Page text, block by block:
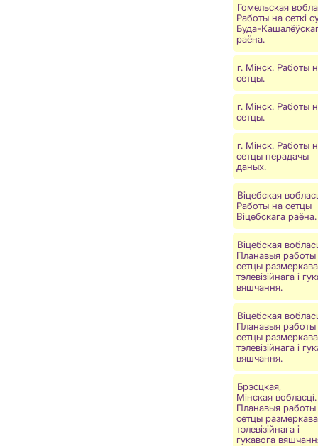
Гомельская
Работы на сеткі
Буда-
раёна.
г. Мінск. Работы
сетцы.
г. Мінск. Работы
сетцы.
г. Мінск. Работы
сетцы перадачы
даных.
Віцебская
Работы на сетцы
Вiцебскага раёна.
Віцебская
Планавыя работы
сетцы
тэлевізійнага і
вяшчання.
Віцебская
Планавыя работы
сетцы
тэлевізійнага і
вяшчання.
Брэсцкая,
Мінская вобласці.
Планавыя работы
сетцы
тэлевізійнага і
гукавога